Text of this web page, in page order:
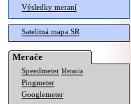
Výsledky meraní
Satelitná mapa SR
Merače
Speedmeter Merania
Pingmeter
Googlemeter